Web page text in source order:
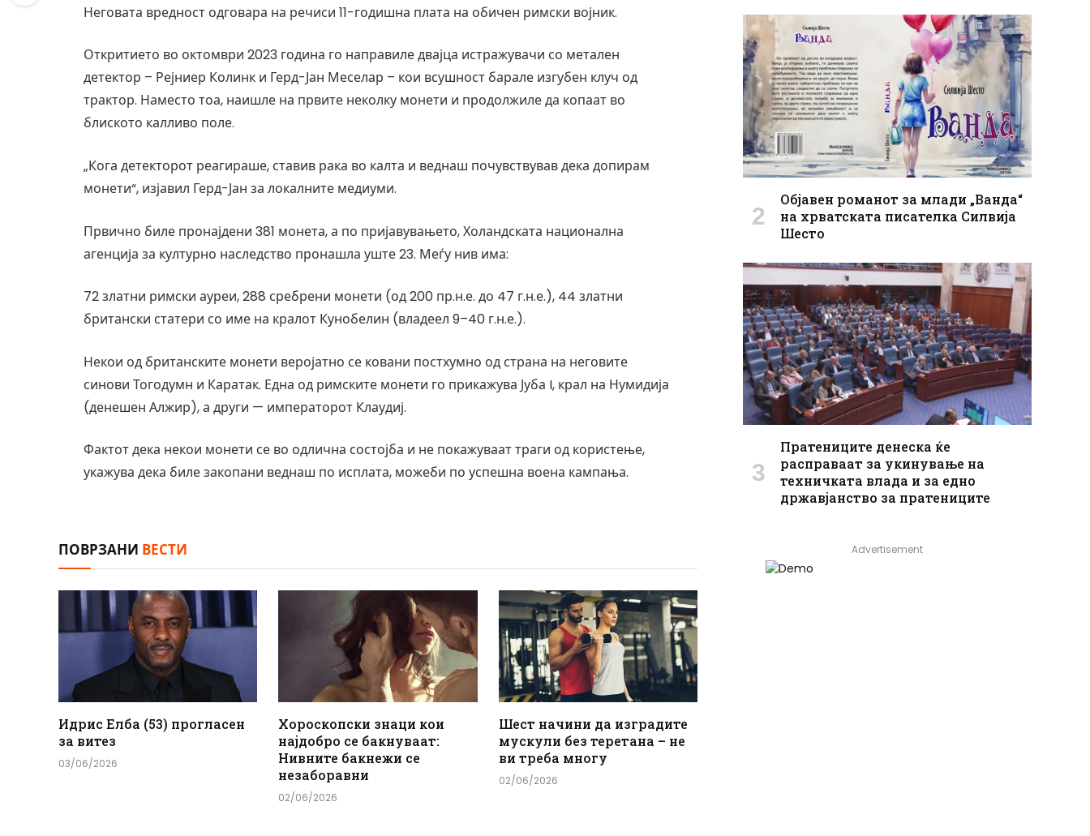
Неговата вредност одговара на речиси 11-годишна плата на обичен римски војник.
Откритието во октомври 2023 година го направиле двајца истражувачи со метален
детектор – Рејниер Колинк и Герд-Јан Меселар – кои всушност барале изгубен клуч од
трактор. Наместо тоа, наишле на првите неколку монети и продолжиле да копаат во
блиското калливо поле.
„Кога детекторот реагираше, ставив рака во калта и веднаш почувствував дека допирам
монети“, изјавил Герд-Јан за локалните медиуми.
Првично биле пронајдени 381 монета, а по пријавувањето, Холандската национална
агенција за културно наследство пронашла уште 23. Меѓу нив има:
72 златни римски ауреи, 288 сребрени монети (од 200 пр.н.е. до 47 г.н.е.), 44 златни
британски статери со име на кралот Кунобелин (владеел 9–40 г.н.е.).
Некои од британските монети веројатно се ковани постхумно од страна на неговите
синови Тогодумн и Каратак. Една од римските монети го прикажува Јуба I, крал на Нумидија
(денешен Алжир), а други — императорот Клаудиј.
Фактот дека некои монети се во одлична состојба и не покажуваат траги од користење,
укажува дека биле закопани веднаш по исплата, можеби по успешна воена кампања.
ПОВРЗАНИ ВЕСТИ
Идрис Елба (53) прогласен
за витез
03/06/2026
Хороскопски знаци кои
најдобро се бакнуваат:
Нивните бакнежи се
незаборавни
02/06/2026
Шест начини да изградите
мускули без теретана – не
ви треба многу
02/06/2026
Објавен романот за млади „Ванда“
на хрватската писателка Силвија
Шесто
Пратениците денеска ќе
расправаат за укинување на
техничката влада и за едно
државјанство за пратениците
Advertisement